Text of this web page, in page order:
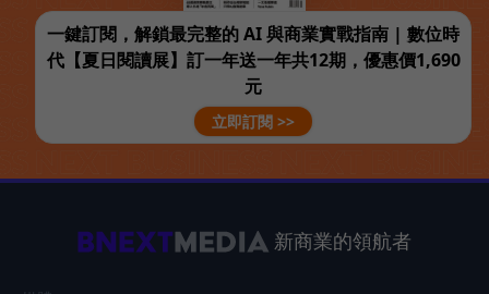
一鍵訂閱，解鎖最完整的 AI 與商業實戰指南 | 數位時
代【夏日閱讀展】訂一年送一年共12期，優惠價1,690
元
立即訂閱 >>
新商業的領航者